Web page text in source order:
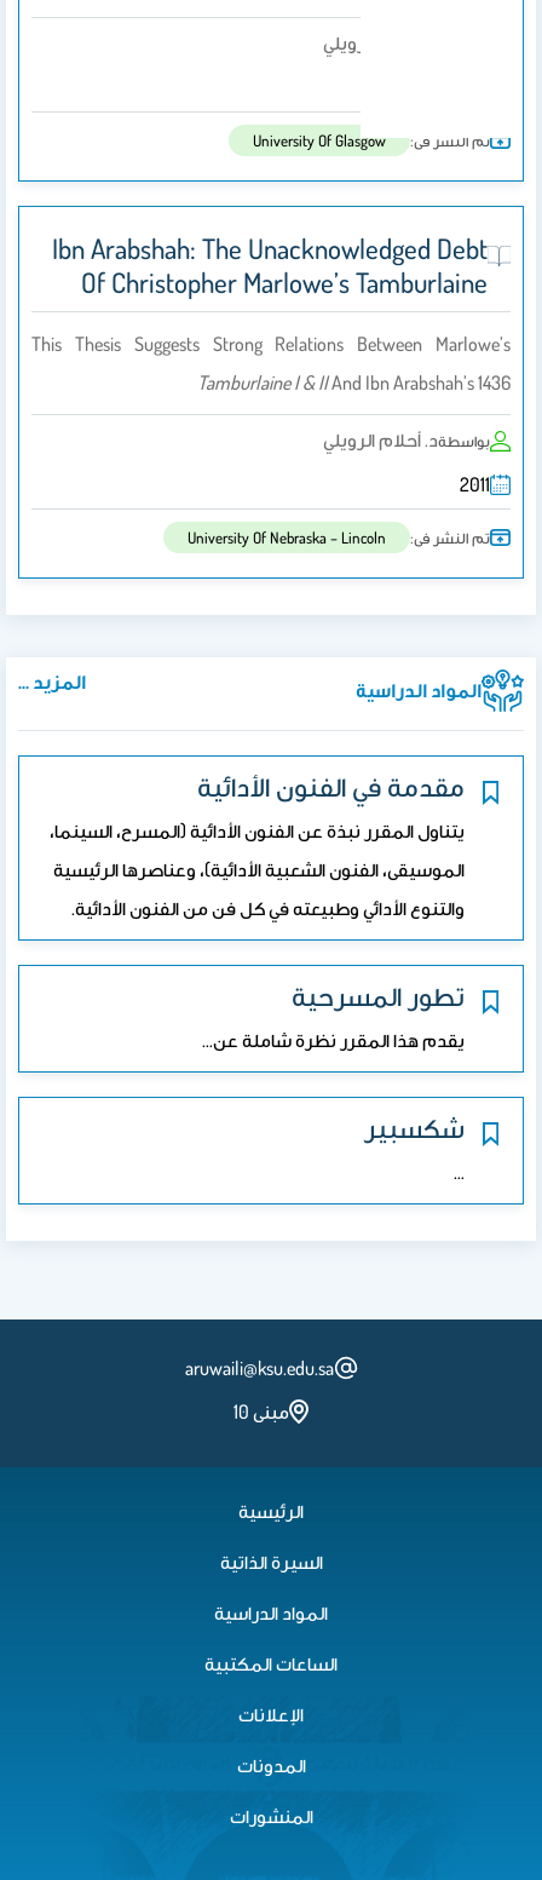
د. أحلام الرويلي
تم النشر فى: University Of Glasgow
Ibn Arabshah: The Unacknowledged Debt
Of Christopher Marlowe’s Tamburlaine
This Thesis Suggests Strong Relations Between Marlowe’s
Tamburlaine I & IIAnd Ibn Arabshah’s 1436
بواسطةد. أحلام الرويلي
2011
تم النشر فى: University Of Nebraska – Lincoln
المواد الدراسية المزيد ...
مقدمة في الفنون الأدائية
يتناول المقرر نبذة عن الفنون الأدائية (المسرح، السينما،
الموسيقى، الفنون الشعبية الأدائية)، وعناصرها الرئيسية
والتنوع الأدائي وطبيعته في كل فن من الفنون الأدائية.
تطور المسرحية
يقدم هذا المقرر نظرة شاملة عن…
شكسبير
…
aruwaili@ksu.edu.sa
مبنى 10
الرئيسية
السيرة الذاتية
المواد الدراسية
الساعات المكتبية
الإعلانات
المدونات
المنشورات